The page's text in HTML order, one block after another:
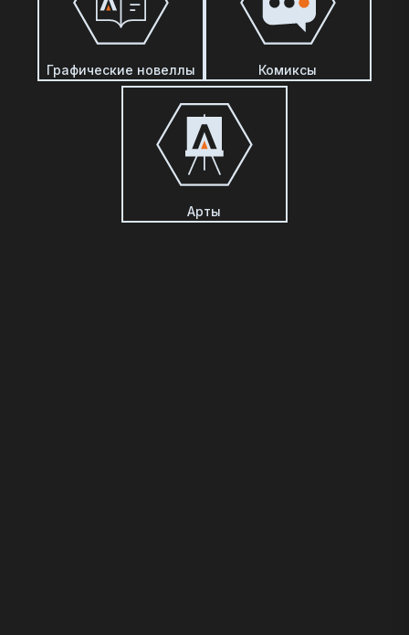
Графические новеллы Комиксы
Арты